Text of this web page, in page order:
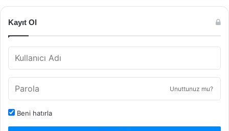
Kayıt Ol
Unuttunuz mu?
Beni hatırla